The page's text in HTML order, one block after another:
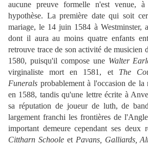
aucune preuve formelle n'est venue,
hypothèse. La première date qui soit
mariage, le 14 juin 1584 à Westminster,
dont il aura au moins quatre enfants
retrouve trace de son activité de musicien
1580, puisqu'il compose une Walter
virginaliste mort en 1581, et The
Funerals probablement à l'occasion de la
en 1588, tandis qu'une lettre écrite à
sa réputation de joueur de luth, de
largement franchi les frontières de
important demeure cependant ses deux
Cittharn Schooleet Pavans, Galliards,